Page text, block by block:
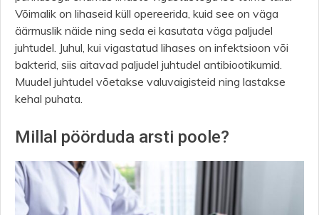
Võimalik on lihaseid küll opereerida, kuid see on väga
äärmuslik näide ning seda ei kasutata väga paljudel
juhtudel. Juhul, kui vigastatud lihases on infektsioon või
bakterid, siis aitavad paljudel juhtudel antibiootikumid.
Muudel juhtudel võetakse valuvaigisteid ning lastakse
kehal puhata.
Millal pöörduda arsti poole?